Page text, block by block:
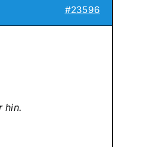
#23596
hin.